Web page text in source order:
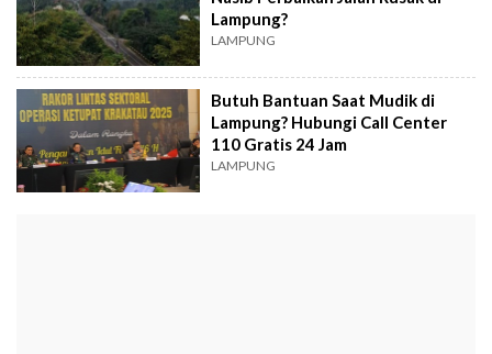
Lampung?
LAMPUNG
Butuh Bantuan Saat Mudik di
Lampung? Hubungi Call Center
110 Gratis 24 Jam
LAMPUNG